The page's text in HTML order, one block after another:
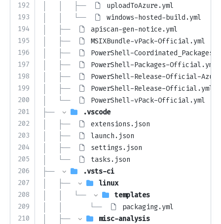
192
193
194
195
196
197
198
199
200
201
202
203
204
205
206
207
208
209
210
│   │   ├──
uploadToAzure.yml
│   │   └──
windows-hosted-build.yml
│   ├──
apiscan-gen-notice.yml
│   ├──
MSIXBundle-vPack-Official.yml
│   ├──
PowerShell-
│   ├──
PowerShell-Packages-Official.yml
│   ├──
PowerShell-Release-Official-
│   ├──
PowerShell-Release-Official.yml
│   └──
PowerShell-vPack-Official.yml
├──
.vscode
│   ├──
extensions.json
│   ├──
launch.json
│   ├──
settings.json
│   └──
tasks.json
├──
.vsts-ci
│   ├──
linux
│   │   └──
templates
│   │       └──
packaging.yml
│   ├──
misc-analysis